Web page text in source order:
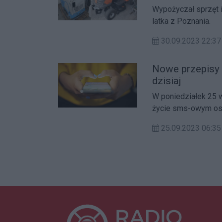
Wypożyczał sprzęt
latka z Poznania.
30.09.2023 22:37
Nowe
dzisiaj
W poniedziałek 25
życie sms-owym
25.09.2023 06:35